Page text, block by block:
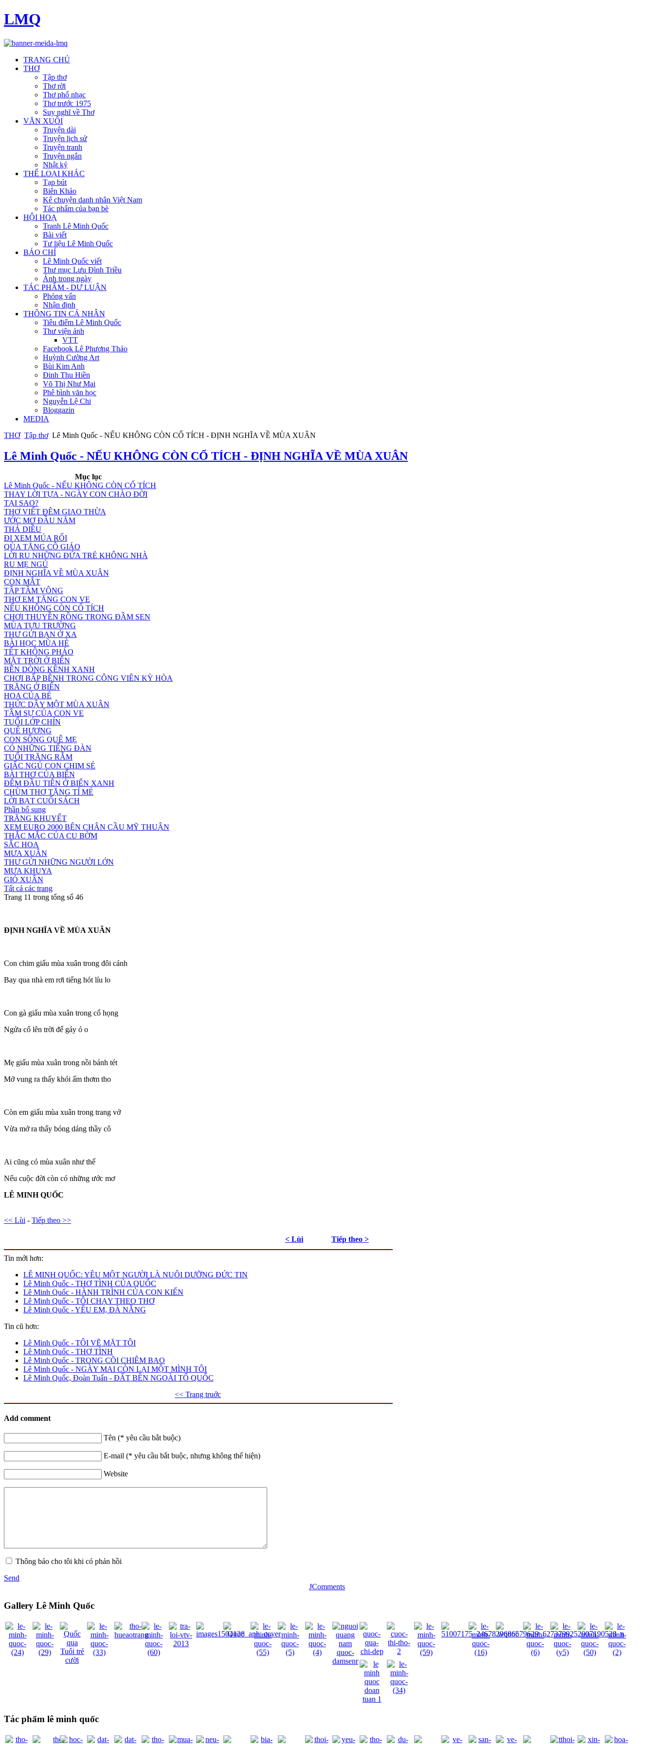
LMQ
TRANG CHỦ
THƠ
Tập thơ
Thơ rời
Thơ phổ nhạc
Thơ trước 1975
Suy nghĩ về Thơ
VĂN XUÔI
Truyện dài
Truyện lịch sử
Truyện tranh
Truyện ngắn
Nhật ký
THỂ LOẠI KHÁC
Tạp bút
Biên Khảo
Kể chuyện danh nhân Việt Nam
Tác phẩm của bạn bè
HỘI HOẠ
Tranh Lê Minh Quốc
Bài viết
Tư liệu Lê Minh Quốc
BÁO CHÍ
Lê Minh Quốc viết
Thư mục Lưu Đình Triều
Ảnh trong ngày
TÁC PHẨM - DƯ LUẬN
Phỏng vấn
Nhận định
THÔNG TIN CÁ NHÂN
Tiêu điểm Lê Minh Quốc
Thư viện ảnh
VTT
Facebook Lê Phương Thảo
Huỳnh Cường Art
Bùi Kim Anh
Đinh Thu Hiền
Võ Thị Như Mai
Phê bình văn học
Nguyễn Lệ Chi
Bloggazin
MEDIA
THƠ Tập thơ Lê Minh Quốc - NẾU KHÔNG CÒN CỔ TÍCH - ĐỊNH NGHĨA VỀ MÙA XUÂN
Lê Minh Quốc - NẾU KHÔNG CÒN CỔ TÍCH - ĐỊNH NGHĨA VỀ MÙA XUÂN
Mục lục
Lê Minh Quốc - NẾU KHÔNG CÒN CỔ TÍCH
THAY LỜI TỰA - NGÀY CON CHÀO ĐỜI
TẠI SAO?
THƠ VIẾT ĐÊM GIAO THỪA
ƯỚC MƠ ĐẦU NĂM
THẢ DIỀU
ĐI XEM MÚA RỐI
QÙA TẶNG CÔ GIÁO
LỜI RU NHỮNG ĐỨA TRẺ KHÔNG NHÀ
RU MẸ NGỦ
ĐỊNH NGHĨA VỀ MÙA XUÂN
CON MẮT
TẬP TẦM VÔNG
THƠ EM TẶNG CON VE
NẾU KHÔNG CÒN CỔ TÍCH
CHƠI THUYỀN RỒNG TRONG ĐẦM SEN
MÙA TỰU TRƯỜNG
THƯ GỬI BẠN Ở XA
BÀI HỌC MÙA HÈ
TẾT KHÔNG PHÁO
MẶT TRỜI Ở BIỂN
BÊN DÒNG KÊNH XANH
CHƠI BẤP BÊNH TRONG CÔNG VIÊN KỲ HÒA
TRĂNG Ở BIỂN
HOA CỦA BÉ
THỨC DẬY MỘT MÙA XUÂN
TÂM SỰ CỦA CON VE
TUỔI LỚP CHÍN
QUÊ HƯƠNG
CON SÔNG QUÊ MẸ
CÓ NHỮNG TIẾNG ĐÀN
TUỔI TRĂNG RẰM
GIẤC NGỦ CON CHIM SẺ
BÀI THƠ CỦA BIỂN
ĐÊM ĐẦU TIÊN Ở BIỂN XANH
CHÙM THƠ TẶNG TÍ MẺ
LỜI BẠT CUỐI SÁCH
Phần bổ sung
TRĂNG KHUYẾT
XEM EURO 2000 BÊN CHÂN CẦU MỸ THUẬN
THẮC MẮC CỦA CU BỜM
SẮC HOA
MƯA XUÂN
THƯ GỬI NHỮNG NGƯỜI LỚN
MƯA KHUYA
GIÓ XUÂN
Tất cả các trang
Trang 11 trong tổng số 46
ĐỊNH NGHĨA VỀ MÙA XUÂN
Con chim giấu mùa xuân trong đôi cánh
Bay qua nhà em rơi tiếng hót líu lo
Con gà giấu mùa xuân trong cổ họng
Ngửa cổ lên trời để gáy ó o
Mẹ giấu mùa xuân trong nồi bánh tét
Mở vung ra thấy khói ấm thơm tho
Còn em giấu mùa xuân trong trang vở
Vừa mở ra thấy bóng dáng thầy cô
Ai cũng có mùa xuân như thế
Nếu cuộc đời còn có những ước mơ
LÊ MINH QUỐC
<< Lùi - Tiếp theo >>
< Lùi Tiếp theo >
Tin mới hơn:
LÊ MINH QUỐC: YÊU MỘT NGƯỜI LÀ NUÔI DƯỠNG ĐỨC TIN
Lê Minh Quốc - THƠ TÌNH CỦA QUỐC
Lê Minh Quốc - HÀNH TRÌNH CỦA CON KIẾN
Lê Minh Quốc - TÔI CHẠY THEO THƠ
Lê Minh Quốc - YÊU EM, ĐÀ NẴNG
Tin cũ hơn:
Lê Minh Quốc - TÔI VẼ MẶT TÔI
Lê Minh Quốc - THƠ TÌNH
Lê Minh Quốc - TRONG CÕI CHIÊM BAO
Lê Minh Quốc - NGÀY MAI CÒN LẠI MỘT MÌNH TÔI
Lê Minh Quốc, Đoàn Tuấn - ĐẤT BÊN NGOÀI TỔ QUỐC
<< Trang truớc
Add comment
Tên (* yêu cầu bắt buộc)
E-mail (* yêu cầu bắt buộc, nhưng không thể hiện)
Website
Thông báo cho tôi khi có phản hồi
Send
JComments
Gallery Lê Minh Quốc
Tác phẩm lê minh quốc